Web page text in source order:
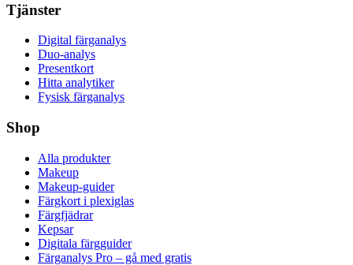
Tjänster
Digital färganalys
Duo-analys
Presentkort
Hitta analytiker
Fysisk färganalys
Shop
Alla produkter
Makeup
Makeup-guider
Färgkort i plexiglas
Färgfjädrar
Kepsar
Digitala färgguider
Färganalys Pro – gå med gratis